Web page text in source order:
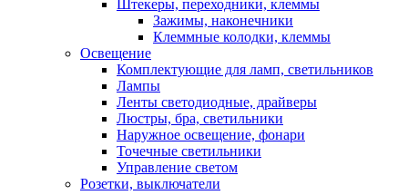
Штекеры, переходники, клеммы
Зажимы, наконечники
Клеммные колодки, клеммы
Освещение
Комплектующие для ламп, светильников
Лампы
Ленты светодиодные, драйверы
Люстры, бра, светильники
Наружное освещение, фонари
Точечные светильники
Управление светом
Розетки, выключатели